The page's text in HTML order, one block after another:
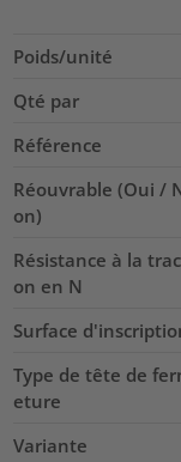
Poids/unité
Qté par
Référence
Réouvrable (Oui /
on)
Résistance à la
on en N
Surface
Type de tête de
eture
Variante